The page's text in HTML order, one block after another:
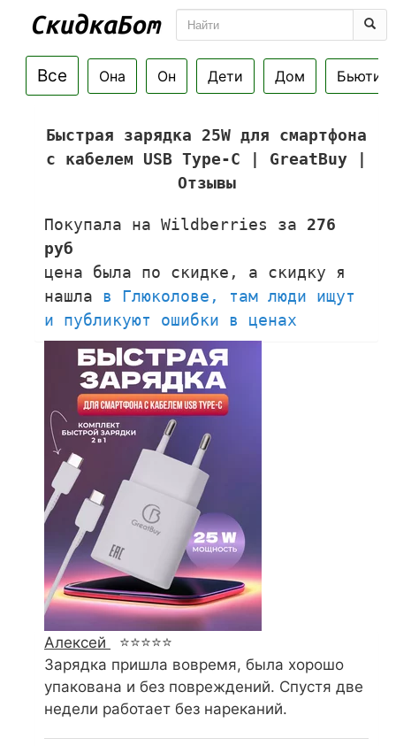
Все Она Он Дети Дом Бьюти
Быстрая зарядка 25W для смартфона
с кабелем USB Type-C | GreatBuy |
Отзывы
Покупала на Wildberries за 276
руб
цена была по скидке, а скидку я
нашла в Глюколове, там люди ищут
и публикуют ошибки в ценах
Алексей
⭐⭐⭐⭐⭐
Зарядка пришла вовремя, была хорошо
упакована и без повреждений. Спустя две
недели работает без нареканий.